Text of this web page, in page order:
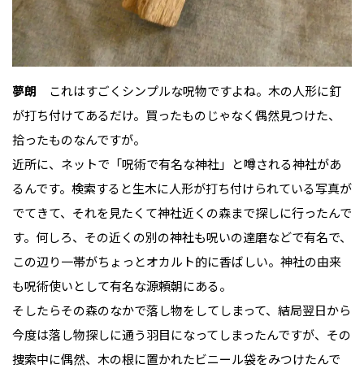
夢朗 これはすごくシンプルな呪物ですよね。木の人形に釘
が打ち付けてあるだけ。買ったものじゃなく偶然見つけた、
拾ったものなんですが。
近所に、ネットで「呪術で有名な神社」と噂される神社があ
るんです。検索すると生木に人形が打ち付けられている写真が
でてきて、それを見たくて神社近くの森まで探しに行ったんで
す。何しろ、その近くの別の神社も呪いの達磨などで有名で、
この辺り一帯がちょっとオカルト的に香ばしい。神社の由来
も呪術使いとして有名な源頼朝にある。
そしたらその森のなかで落し物をしてしまって、結局翌日から
今度は落し物探しに通う羽目になってしまったんですが、その
捜索中に偶然、木の根に置かれたビニール袋をみつけたんで